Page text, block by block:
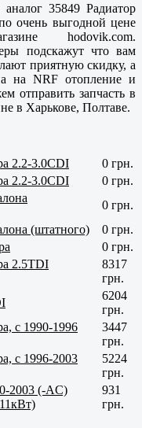
35849 Радиатор
очень выгодной цене
hodovik.com.
подскажут что вам
приятную скидку, а
на NRF отопление и
отправить запчасть в
в Харькове, Полтаве.
2.2-3.0CDI
0 грн.
2.2-3.0CDI
0 грн.
0 грн.
(штатного)
0 грн.
0 грн.
2.5TDI
8317
грн.
6204
грн.
с 1990-1996
3447
грн.
с 1996-2003
5224
грн.
2003 (-AC)
931
грн.